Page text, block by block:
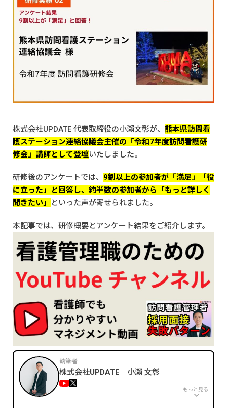
株式会社UPDATE 代表取締役の小瀨文彰が、 熊本県訪問看
護ステーション連絡協議会主催の「令和7年度訪問看護研
修会」講師として登壇いたしました。
研修後のアンケートでは、 9割以上の参加者が「満足」「役
に立った」と回答し、約半数の参加者から「もっと詳しく
聞きたい」
といった声が寄せられました。
本記事では、研修概要とアンケート結果をご紹介します。
もっと見る
執筆者
株式会社UPDATE 小瀨 文彰